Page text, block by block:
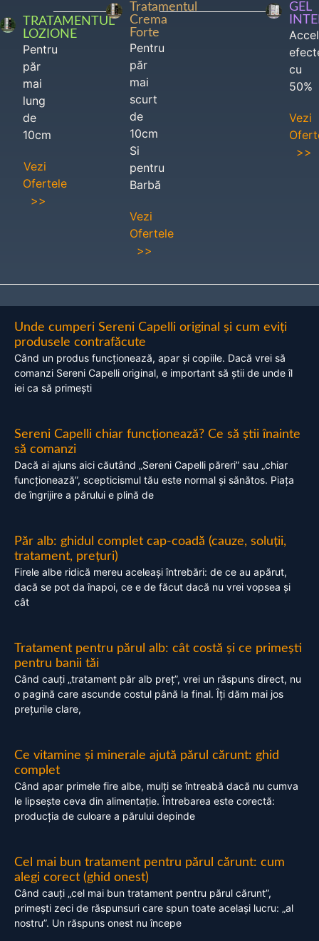
TRATAMENTUL
LOZIONE
Pentru
păr
mai
lung
de
10cm
Vezi
Ofertele
>>
Tratamentul
Crema
Forte
Pentru
păr
mai
scurt
de
10cm
Si
pentru
Barbă
Vezi
Ofertele
>>
GEL
cu
50%
Vezi
>>
Unde cumperi Sereni Capelli original și cum eviți
produsele contrafăcute
Când un produs funcționează, apar și copiile. Dacă vrei să
comanzi Sereni Capelli original, e important să știi de unde îl
iei ca să primești
Sereni Capelli chiar funcționează? Ce să știi înainte
să comanzi
Dacă ai ajuns aici căutând „Sereni Capelli păreri” sau „chiar
funcționează”, scepticismul tău este normal și sănătos. Piața
de îngrijire a părului e plină de
Păr alb: ghidul complet cap-coadă (cauze, soluții,
tratament, prețuri)
Firele albe ridică mereu aceleași întrebări: de ce au apărut,
dacă se pot da înapoi, ce e de făcut dacă nu vrei vopsea și
cât
Tratament pentru părul alb: cât costă și ce primești
pentru banii tăi
Când cauți „tratament păr alb preț”, vrei un răspuns direct, nu
o pagină care ascunde costul până la final. Îți dăm mai jos
prețurile clare,
Ce vitamine și minerale ajută părul cărunt: ghid
complet
Când apar primele fire albe, mulți se întreabă dacă nu cumva
le lipsește ceva din alimentație. Întrebarea este corectă:
producția de culoare a părului depinde
Cel mai bun tratament pentru părul cărunt: cum
alegi corect (ghid onest)
Când cauți „cel mai bun tratament pentru părul cărunt”,
primești zeci de răspunsuri care spun toate același lucru: „al
nostru”. Un răspuns onest nu începe